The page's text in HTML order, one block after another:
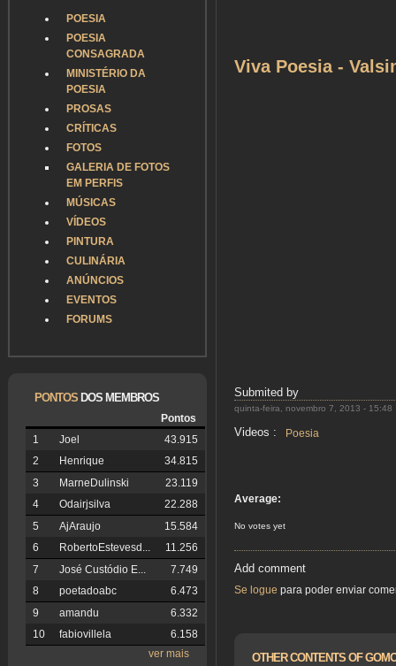
POESIA
POESIA
CONSAGRADA
MINISTÉRIO DA
POESIA
PROSAS
CRÍTICAS
FOTOS
GALERIA DE FOTOS
EM PERFIS
MÚSICAS
VÍDEOS
PINTURA
CULINÁRIA
ANÚNCIOS
EVENTOS
FORUMS
PONTOS DOS MEMBROS
Pontos
1
Joel
43.915
2
Henrique
34.815
3
MarneDulinski
23.119
4
Odairjsilva
22.288
5
AjAraujo
15.584
6
RobertoEstevesd...
11.256
7
José Custódio E...
7.749
8
poetadoabc
6.473
9
amandu
6.332
10
fabiovillela
6.158
ver mais
Viva Poesia -
Submited by
quinta-feira, novembro 7, 2013 - 15:48
Videos : Poesia
Average:
No votes yet
Add comment
Se logue para poder enviar
OTHER CONTENTS OF